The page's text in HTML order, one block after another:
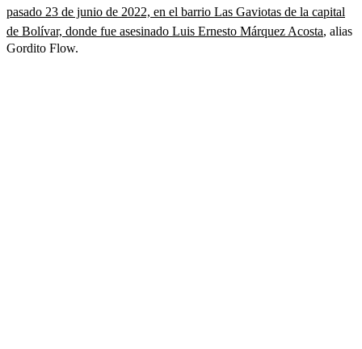
pasado 23 de junio de 2022, en el barrio Las Gaviotas de la capital
de Bolívar, donde fue asesinado Luis Ernesto Márquez Acosta, alias
Gordito Flow.